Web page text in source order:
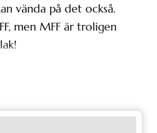
vända på det också.
men MFF är troligen